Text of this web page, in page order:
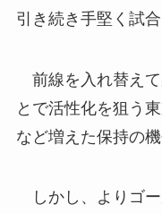
引き続き手堅く試合
前線を入れ替えて
とで活性化を狙う
など増えた保持の
しかし、よりゴ